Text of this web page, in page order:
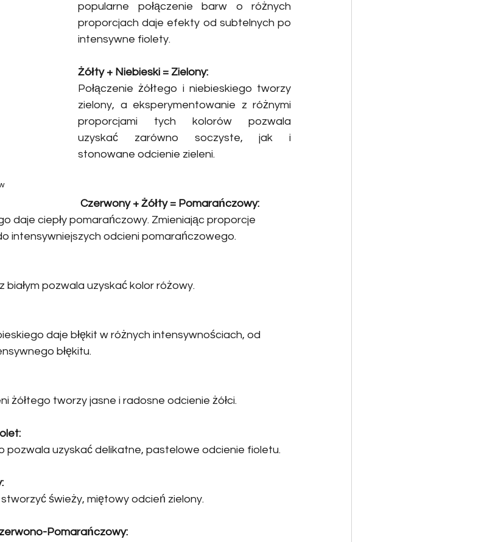
popularne połączenie barw o różnych
proporcjach daje efekty od subtelnych po
intensywne fiolety.
Żółty + Niebieski = Zielony:
Połączenie żółtego i niebieskiego tworzy
zielony, a eksperymentowanie z różnymi
proporcjami tych kolorów pozwala
uzyskać zarówno soczyste, jak i
stonowane odcienie zieleni.
Czerwony + Żółty = Pomarańczowy:
daje ciepły pomarańczowy. Zmieniając proporcje
intensywniejszych odcieni pomarańczowego.
białym pozwala uzyskać kolor różowy.
daje błękit w różnych intensywnościach, od
błękitu.
żółtego tworzy jasne i radosne odcienie żółci.
pozwala uzyskać delikatne, pastelowe odcienie fioletu.
świeży, miętowy odcień zielony.
Pomarańczowy: